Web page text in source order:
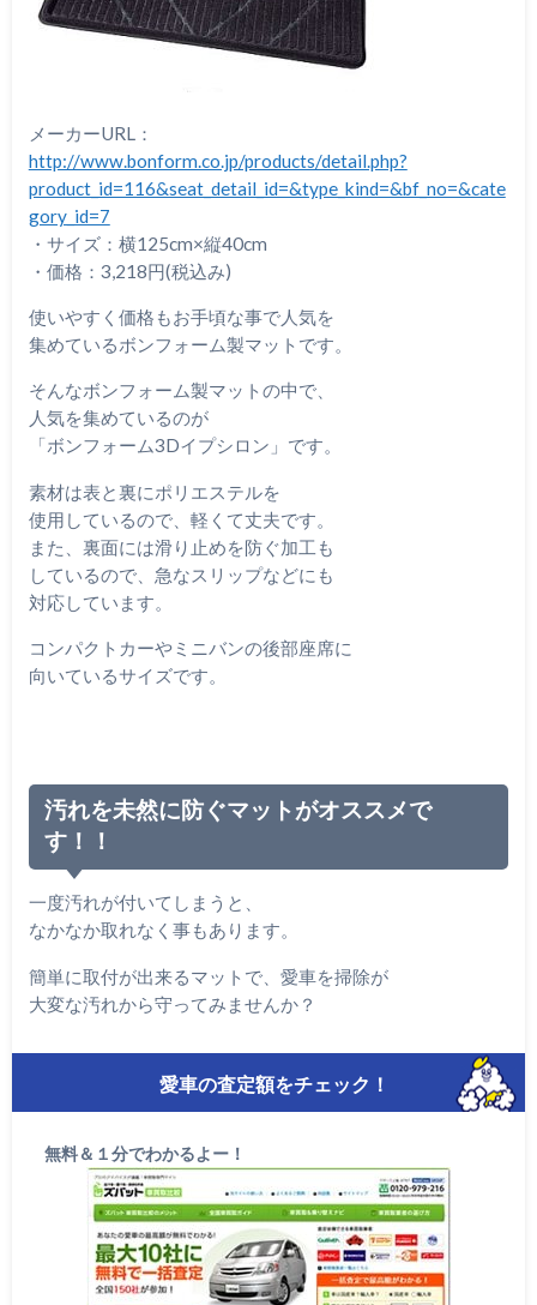
メーカーURL：
http://www.bonform.co.jp/products/detail.php?
product_id=116&seat_detail_id=&type_kind=&bf_no=&cate
gory_id=7
・サイズ：横125cm×縦40cm
・価格：3,218円(税込み)
使いやすく価格もお手頃な事で人気を
集めているボンフォーム製マットです。
そんなボンフォーム製マットの中で、
人気を集めているのが
「ボンフォーム3Dイプシロン」です。
素材は表と裏にポリエステルを
使用しているので、軽くて丈夫です。
また、裏面には滑り止めを防ぐ加工も
しているので、急なスリップなどにも
対応しています。
コンパクトカーやミニバンの後部座席に
向いているサイズです。
汚れを未然に防ぐマットがオススメで
す！！
一度汚れが付いてしまうと、
なかなか取れなく事もあります。
簡単に取付が出来るマットで、愛車を掃除が
大変な汚れから守ってみませんか？
愛車の査定額をチェック！
無料＆１分でわかるよー！